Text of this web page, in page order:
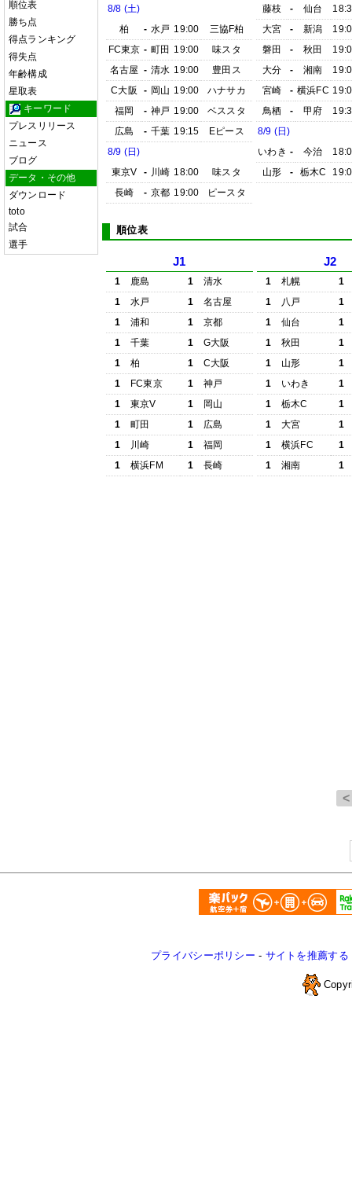
順位表
勝ち点
得点ランキング
得失点
年齢構成
星取表
キーワード
プレスリリース
ニュース
ブログ
データ・その他
ダウンロード
toto
試合
選手
8/8 (土)
柏
- 水戸 19:00
三協F柏
FC東京 - 町田 19:00
味スタ
名古屋 - 清水 19:00
豊田ス
C大阪
- 岡山 19:00
ハナサカ
福岡
- 神戸 19:00
ベススタ
広島
- 千葉 19:15
Eピース
8/9 (日)
東京V
- 川崎 18:00
味スタ
長崎
- 京都 19:00 ピースタ
藤枝
- 仙台
大宮
- 新潟
磐田
- 秋田
大分
- 湘南
宮崎
- 横浜FC
鳥栖
- 甲府
8/9 (日)
いわき - 今治
山形
- 栃木C
順位表
J1
1 鹿島 1
清水
1
水戸 1
名古屋
1
浦和 1
京都
1
千葉 1
G大阪
1
柏 1
C大阪
1
FC東京 1
神戸
1
東京V 1
岡山
1
町田 1
広島
1
川崎 1
福岡
1
横浜FM 1 長崎
J2
1 札幌
1
1
八戸
1
1
仙台
1
1
秋田
1
1
山形
1
1
いわき
1
1
栃木C
1
1
大宮
1
1
横浜FC
1
1
湘南 1
プライバシーポリシー - サイトを推薦する